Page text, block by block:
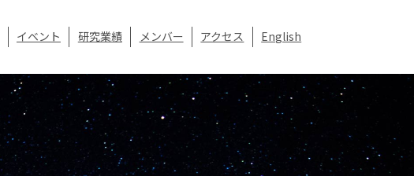
イベント 研究業績 メンバー アクセス English